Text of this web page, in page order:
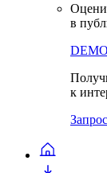
в
DEMO
к